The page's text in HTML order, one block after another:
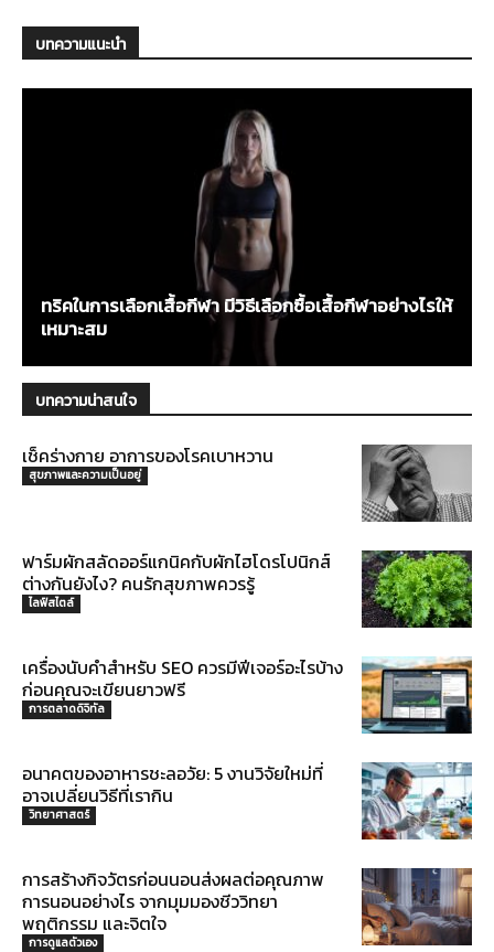
บทความแนะนำ
ทริคในการเลือกเสื้อกีฬา มีวิธีเลือกซื้อเสื้อกีฬาอย่างไรให้
เหมาะสม
บทความน่าสนใจ
เช็คร่างกาย อาการของโรคเบาหวาน
สุขภาพและความเป็นอยู่
ฟาร์มผักสลัดออร์แกนิคกับผักไฮโดรโปนิกส์
ต่างกันยังไง? คนรักสุขภาพควรรู้
ไลฟ์สไตล์
เครื่องนับคำสำหรับ SEO ควรมีฟีเจอร์อะไรบ้าง
ก่อนคุณจะเขียนยาวฟรี
การตลาดดิจิทัล
อนาคตของอาหารชะลอวัย: 5 งานวิจัยใหม่ที่
อาจเปลี่ยนวิธีที่เรากิน
วิทยาศาสตร์
การสร้างกิจวัตรก่อนนอนส่งผลต่อคุณภาพ
การนอนอย่างไร จากมุมมองชีววิทยา
พฤติกรรม และจิตใจ
การดูแลตัวเอง